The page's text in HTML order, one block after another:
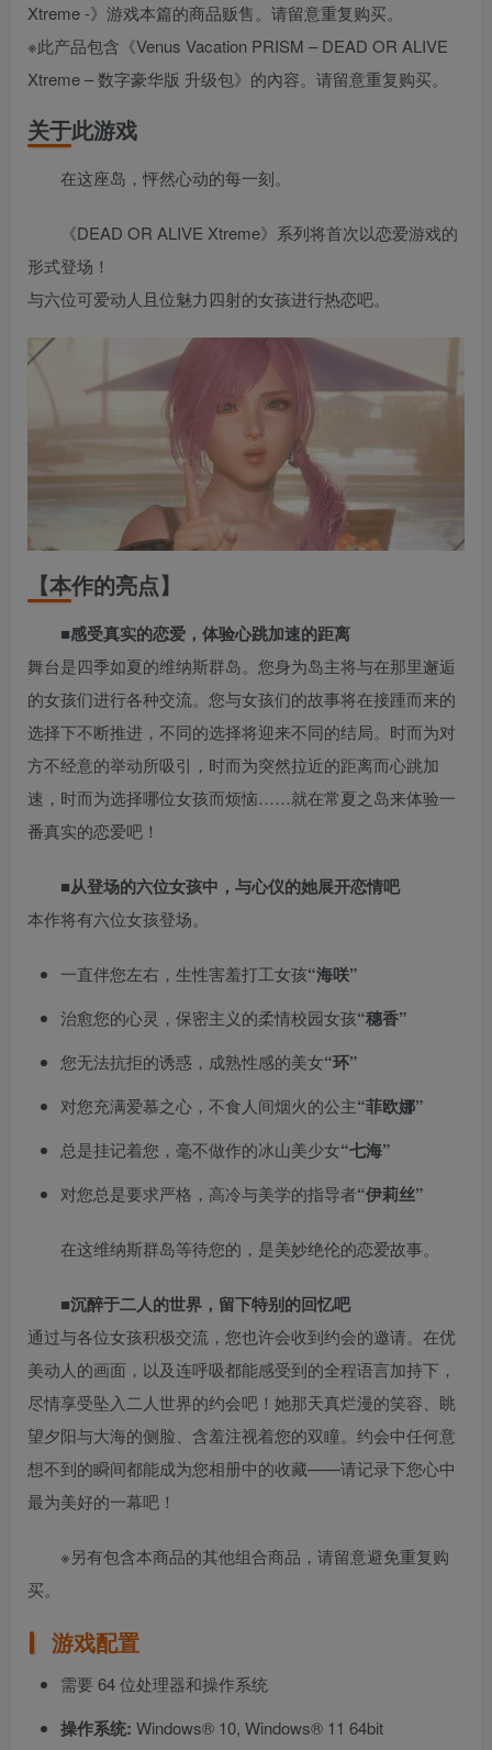
Xtreme -》游戏本篇的商品贩售。请留意重复购买。
※此产品包含《Venus Vacation PRISM – DEAD OR ALIVE
Xtreme – 数字豪华版 升级包》的內容。请留意重复购买。
关于此游戏
在这座岛，怦然心动的每一刻。
《DEAD OR ALIVE Xtreme》系列将首次以恋爱游戏的
形式登场！
与六位可爱动人且位魅力四射的女孩进行热恋吧。
【本作的亮点】
■感受真实的恋爱，体验心跳加速的距离
舞台是四季如夏的维纳斯群岛。您身为岛主将与在那里邂逅
的女孩们进行各种交流。您与女孩们的故事将在接踵而来的
选择下不断推进，不同的选择将迎来不同的结局。时而为对
方不经意的举动所吸引，时而为突然拉近的距离而心跳加
速，时而为选择哪位女孩而烦恼……就在常夏之岛来体验一
番真实的恋爱吧！
■从登场的六位女孩中，与心仪的她展开恋情吧
本作将有六位女孩登场。
一直伴您左右，生性害羞打工女孩“海咲”
治愈您的心灵，保密主义的柔情校园女孩“穗香”
您无法抗拒的诱惑，成熟性感的美女“环”
对您充满爱慕之心，不食人间烟火的公主“菲欧娜”
总是挂记着您，毫不做作的冰山美少女“七海”
对您总是要求严格，高冷与美学的指导者“伊莉丝”
在这维纳斯群岛等待您的，是美妙绝伦的恋爱故事。
■沉醉于二人的世界，留下特别的回忆吧
通过与各位女孩积极交流，您也许会收到约会的邀请。在优
美动人的画面，以及连呼吸都能感受到的全程语言加持下，
尽情享受坠入二人世界的约会吧！她那天真烂漫的笑容、眺
望夕阳与大海的侧脸、含羞注视着您的双瞳。约会中任何意
想不到的瞬间都能成为您相册中的收藏——请记录下您心中
最为美好的一幕吧！
※另有包含本商品的其他组合商品，请留意避免重复购
买。
游戏配置
需要 64 位处理器和操作系统
操作系统: Windows® 10, Windows® 11 64bit